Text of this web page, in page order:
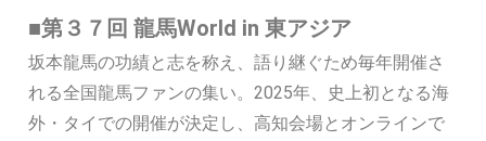
■第３７回 龍馬World in 東アジア
坂本龍馬の功績と志を称え、語り継ぐため毎年開催さ
れる全国龍馬ファンの集い。2025年、史上初となる海
外・タイでの開催が決定し、高知会場とオンラインで